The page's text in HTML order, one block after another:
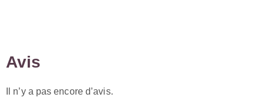
Avis
Il n’y a pas encore d’avis.